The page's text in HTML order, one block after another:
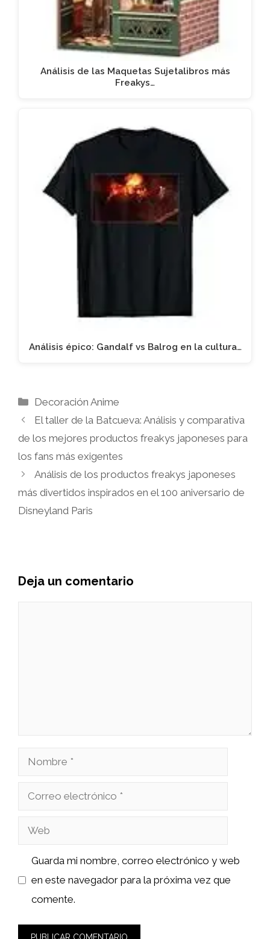
Análisis de las Maquetas Sujetalibros más
Freakys…
Análisis épico: Gandalf vs Balrog en la cultura…
Categorías
Decoración Anime
El taller de la Batcueva: Análisis y comparativa
de los mejores productos freakys japoneses para
los fans más exigentes
Análisis de los productos freakys japoneses
más divertidos inspirados en el 100 aniversario de
Disneyland Paris
Deja un comentario
Nombre
Correo
Web
Guarda mi nombre, correo electrónico y web
en este navegador para la próxima vez que
comente.